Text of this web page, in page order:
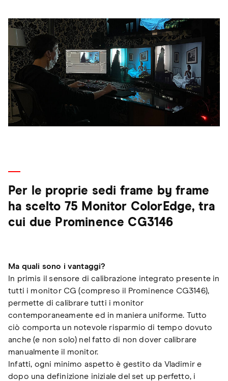
Per le proprie sedi frame by frame
ha scelto 75 Monitor ColorEdge, tra
cui due Prominence CG3146
Ma quali sono i vantaggi?
In primis il sensore di calibrazione integrato presente in
tutti i monitor CG (compreso il Prominence CG3146),
permette di calibrare tutti i monitor
contemporaneamente ed in maniera uniforme. Tutto
ciò comporta un notevole risparmio di tempo dovuto
anche (e non solo) nel fatto di non dover calibrare
manualmente il monitor.
Infatti, ogni minimo aspetto è gestito da Vladimir e
dopo una definizione iniziale del set up perfetto, i